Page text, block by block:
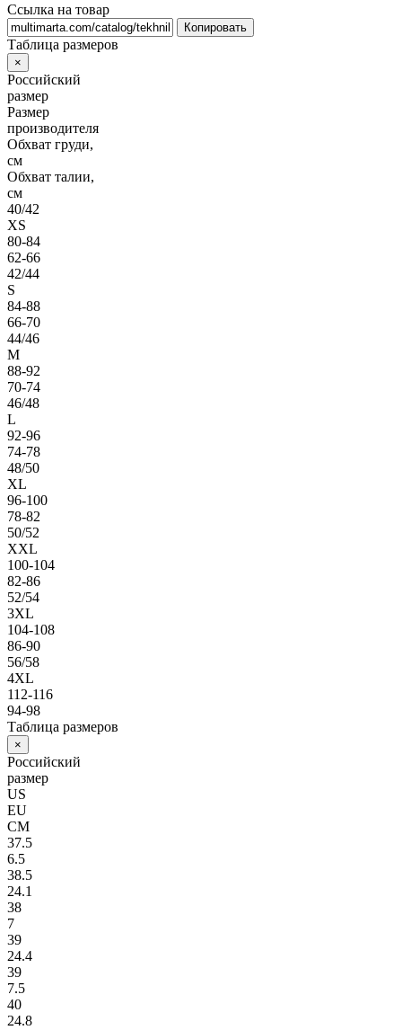
Ссылка на товар
Копировать
Таблица размеров
×
Российский
размер
Размер
производителя
Обхват груди,
см
Обхват талии,
см
40/42
XS
80-84
62-66
42/44
S
84-88
66-70
44/46
M
88-92
70-74
46/48
L
92-96
74-78
48/50
XL
96-100
78-82
50/52
XXL
100-104
82-86
52/54
3XL
104-108
86-90
56/58
4XL
112-116
94-98
Таблица размеров
×
Российский
размер
US
EU
СМ
37.5
6.5
38.5
24.1
38
7
39
24.4
39
7.5
40
24.8